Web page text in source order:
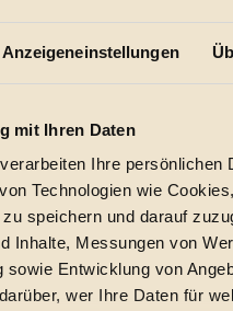
Anzeigeneinstellungen
mit Ihren Daten
verarbeiten Ihre persönlichen
Technologien wie
speichern und darauf
Inhalte, Messungen von
sowie Entwicklung von
wer Ihre Daten für
sowie der Branche